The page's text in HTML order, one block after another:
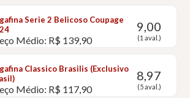
Serie 2 Belicoso Coupage
Médio: R$ 139,90
9,00
(1 aval.)
Classico Brasilis (Exclusivo
Médio: R$ 117,90
8,97
(5 aval.)